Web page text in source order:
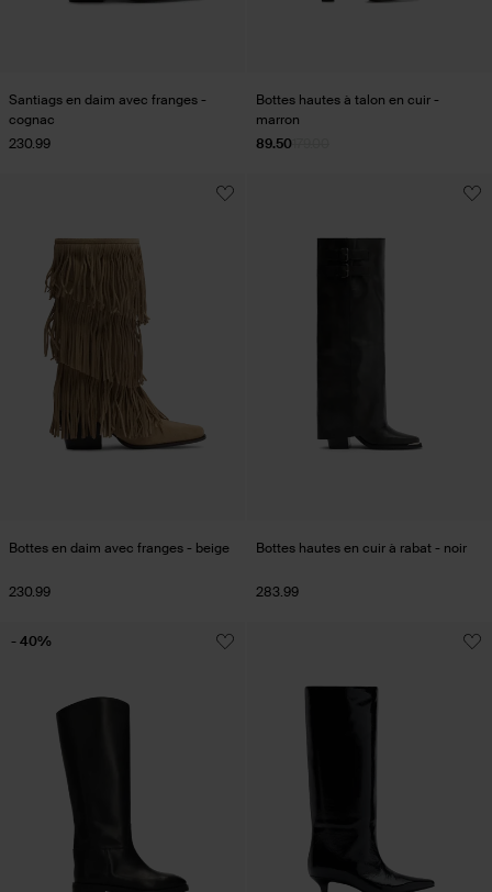
Santiags en daim avec franges -
cognac
230.99
Bottes hautes à talon en cuir -
marron
89.50
Bottes en daim avec franges - beige
230.99
Bottes hautes en cuir à rabat - noir
283.99
- 40%